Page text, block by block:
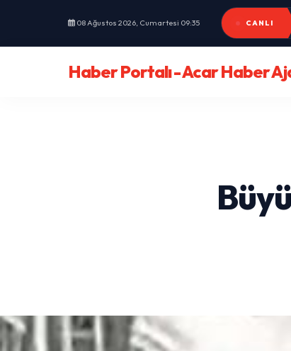
08 Ağustos 2026, Cumartesi 09:35 CANLI
Haber Portalı - Acar Haber